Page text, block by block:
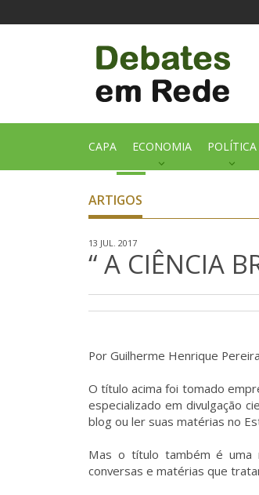
CAPA ECONOMIA POLÍTICA
ARTIGOS
13 JUL. 2017
“ A CIÊNCIA
Por Guilherme Henrique Pereira
O título acima foi tomado
especializado em divulgação
blog ou ler suas matérias no
Mas o título também é uma
conversas e matérias que